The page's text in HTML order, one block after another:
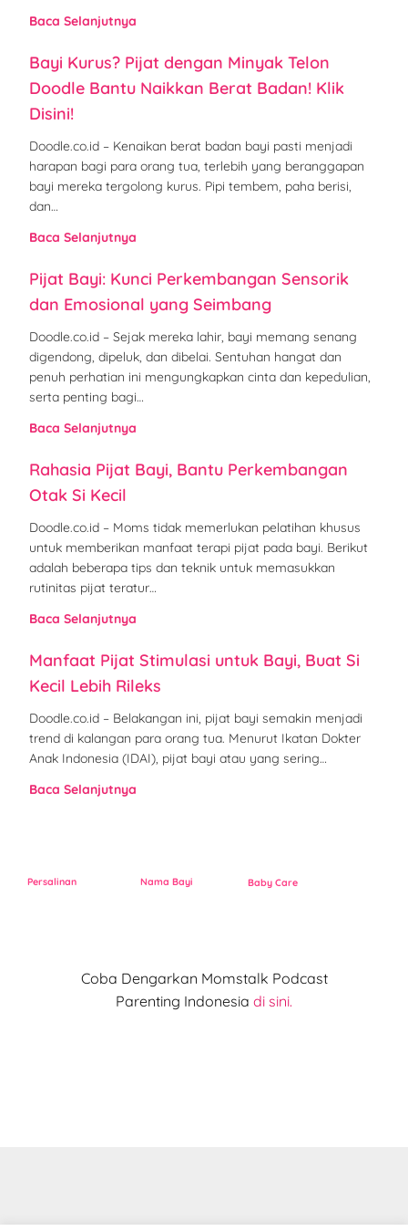
Baca Selanjutnya
Bayi Kurus? Pijat dengan Minyak Telon
Doodle Bantu Naikkan Berat Badan! Klik
Disini!
Doodle.co.id – Kenaikan berat badan bayi pasti menjadi
harapan bagi para orang tua, terlebih yang beranggapan
bayi mereka tergolong kurus. Pipi tembem, paha berisi,
dan…
Baca Selanjutnya
Pijat Bayi: Kunci Perkembangan Sensorik
dan Emosional yang Seimbang
Doodle.co.id – Sejak mereka lahir, bayi memang senang
digendong, dipeluk, dan dibelai. Sentuhan hangat dan
penuh perhatian ini mengungkapkan cinta dan kepedulian,
serta penting bagi…
Baca Selanjutnya
Rahasia Pijat Bayi, Bantu Perkembangan
Otak Si Kecil
Doodle.co.id – Moms tidak memerlukan pelatihan khusus
untuk memberikan manfaat terapi pijat pada bayi. Berikut
adalah beberapa tips dan teknik untuk memasukkan
rutinitas pijat teratur…
Baca Selanjutnya
Manfaat Pijat Stimulasi untuk Bayi, Buat Si
Kecil Lebih Rileks
Doodle.co.id – Belakangan ini, pijat bayi semakin menjadi
trend di kalangan para orang tua. Menurut Ikatan Dokter
Anak Indonesia (IDAI), pijat bayi atau yang sering…
Baca Selanjutnya
Persalinan Nama Bayi Baby Care
Coba Dengarkan Momstalk Podcast
Parenting Indonesia di sini.